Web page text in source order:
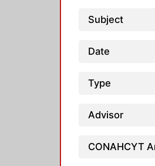
Subject
Date
Type
Advisor
CONAHCYT